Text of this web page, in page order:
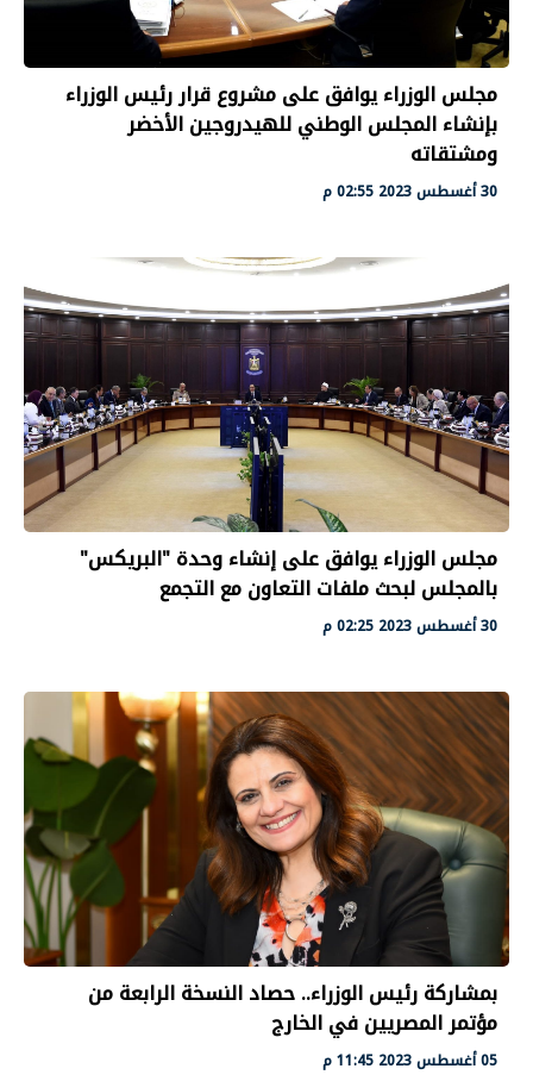
مجلس الوزراء يوافق على مشروع قرار رئيس الوزراء
بإنشاء المجلس الوطني للهيدروجين الأخضر
ومشتقاته
30 أغسطس 2023 02:55 م
مجلس الوزراء يوافق على إنشاء وحدة "البريكس"
بالمجلس لبحث ملفات التعاون مع التجمع
30 أغسطس 2023 02:25 م
بمشاركة رئيس الوزراء.. حصاد النسخة الرابعة من
مؤتمر المصريين في الخارج
05 أغسطس 2023 11:45 م